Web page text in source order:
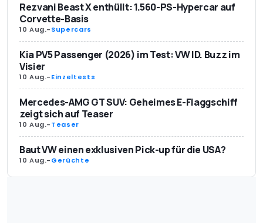
Rezvani Beast X enthüllt: 1.560-PS-Hypercar auf
Corvette-Basis
10 Aug.-Supercars
Kia PV5 Passenger (2026) im Test: VW ID. Buzz im
Visier
10 Aug.-Einzeltests
Mercedes-AMG GT SUV: Geheimes E-Flaggschiff
zeigt sich auf Teaser
10 Aug.-Teaser
Baut VW einen exklusiven Pick-up für die USA?
10 Aug.-Gerüchte